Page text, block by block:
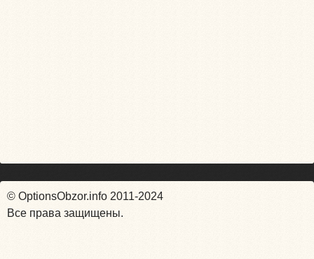
© OptionsObzor.info 2011-2024
Все права защищены.